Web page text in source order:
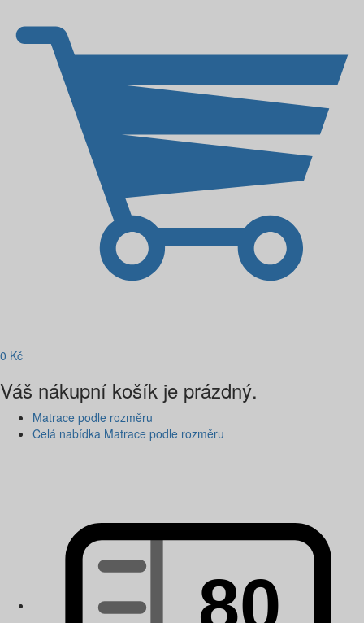
0 Kč
Váš nákupní košík je prázdný.
Matrace podle rozměru
Celá nabídka Matrace podle rozměru